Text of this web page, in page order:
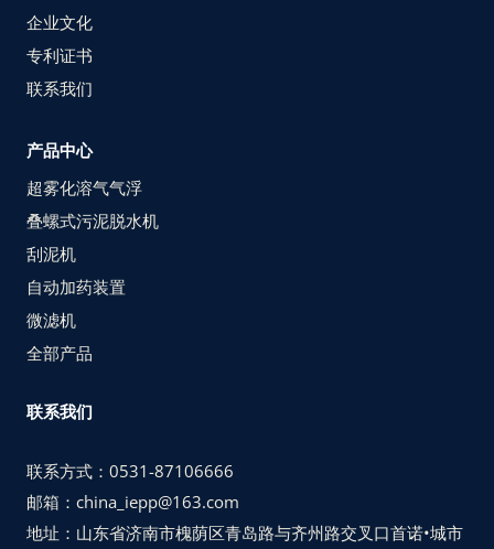
企业文化
专利证书
联系我们
产品中心
超雾化溶气气浮
叠螺式污泥脱水机
刮泥机
自动加药装置
微滤机
全部产品
联系我们
联系方式：0531-87106666
邮箱：china_iepp@163.com
地址：山东省济南市槐荫区青岛路与齐州路交叉口首诺•城市